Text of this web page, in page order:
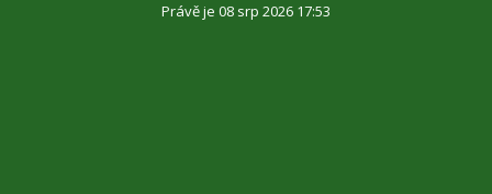
Právě je 08 srp 2026 17:53